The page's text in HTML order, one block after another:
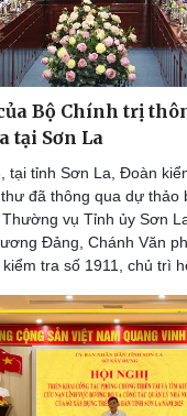
Bộ Chính trị
tại Sơn La
tại tỉnh Sơn La, Đoàn
đã thông qua dự thảo
vụ Tỉnh ủy Sơn
Đảng, Chánh Văn
tra số 1911, chủ trì